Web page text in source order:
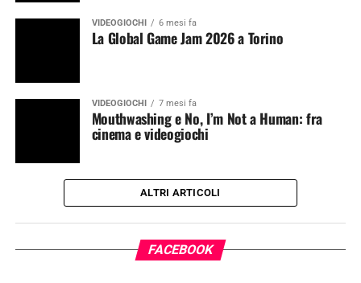
VIDEOGIOCHI 6 mesi fa
La Global Game Jam 2026 a Torino
VIDEOGIOCHI 7 mesi fa
Mouthwashing e No, I’m Not a Human: fra
cinema e videogiochi
ALTRI ARTICOLI
FACEBOOK